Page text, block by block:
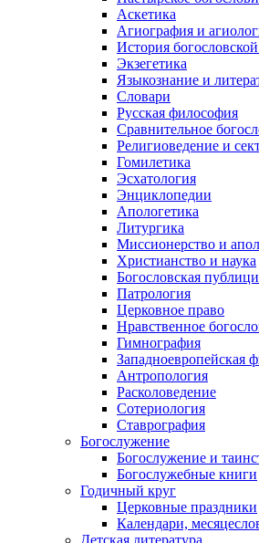
Аскетика
Агиография и
История
Экзегетика
Языкознание и
Словари
Русская философия
Сравнительное
Религиоведение и
Гомилетика
Эсхатология
Энциклопедии
Апологетика
Литургика
Миссионерство и
Христианство и наука
Богословская
Патрология
Церковное право
Нравственное
Гимнография
Западноевропейская
Антропология
Расколоведение
Сотериология
Ставрография
Богослужение
Богослужение и
Богослужебные книги
Годичный круг
Церковные праздники
Календари,
Детская литература